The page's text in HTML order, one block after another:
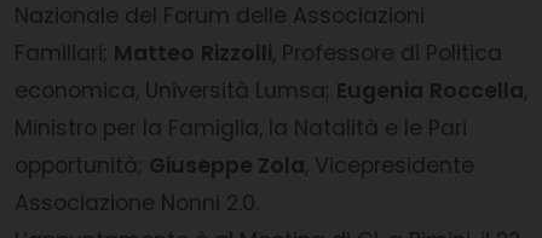
Nazionale del Forum delle Associazioni
Familiari; Matteo Rizzolli, Professore di Politica
economica, Università Lumsa; Eugenia Roccella,
Ministro per la Famiglia, la Natalità e le Pari
opportunità; Giuseppe Zola, Vicepresidente
Associazione Nonni 2.0.